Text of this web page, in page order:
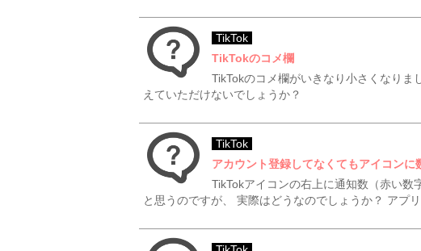
TikTok
TikTokのコメ欄
TikTokのコメ欄がいきなり小さくなり
えていただけないでしょうか？
TikTok
アカウント登録してなくてもアイコンに
TikTokアイコンの右上に通知数（赤い
と思うのですが、 実際はどうなのでしょうか？ アプ